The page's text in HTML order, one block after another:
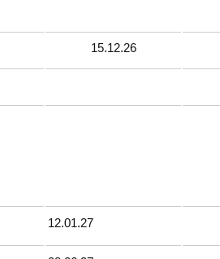
15.12.26
12.01.27